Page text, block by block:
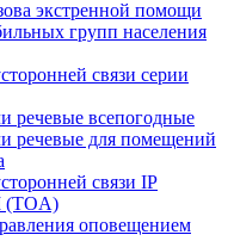
экстренной помощи
групп населения
связи серии
речевые всепогодные
речевые для помещений
связи IP
(TOA)
оповещением